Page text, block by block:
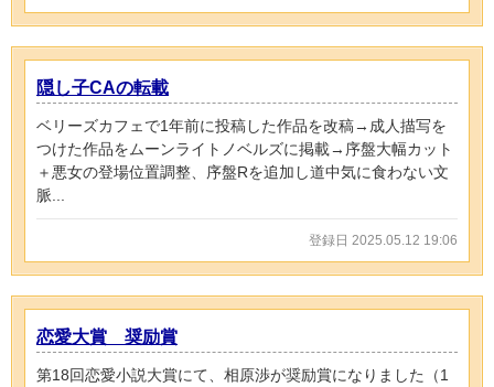
隠し子CAの転載
ベリーズカフェで1年前に投稿した作品を改稿→成人描写を
つけた作品をムーンライトノベルズに掲載→序盤大幅カット
＋悪女の登場位置調整、序盤Rを追加し道中気に食わない文
脈...
登録日 2025.05.12 19:06
恋愛大賞 奨励賞
第18回恋愛小説大賞にて、相原渉が奨励賞になりました（1